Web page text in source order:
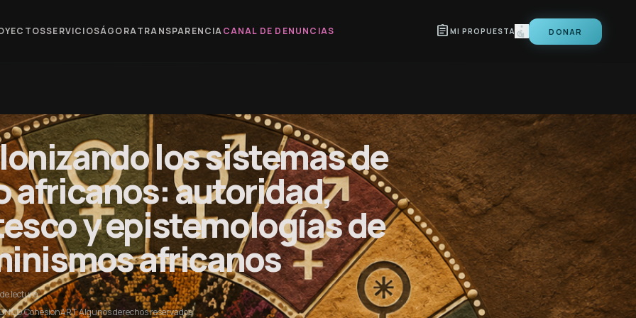
SERVICIOSÁGORATRANSPARENCIACANAL DE DENUNCIAS assignmentMI PROPUESTA DONAR
los sistemas de
africanos: autoridad,
y epistemologías de
africanos
lectura
CohesionART·Algunos derechos reservados